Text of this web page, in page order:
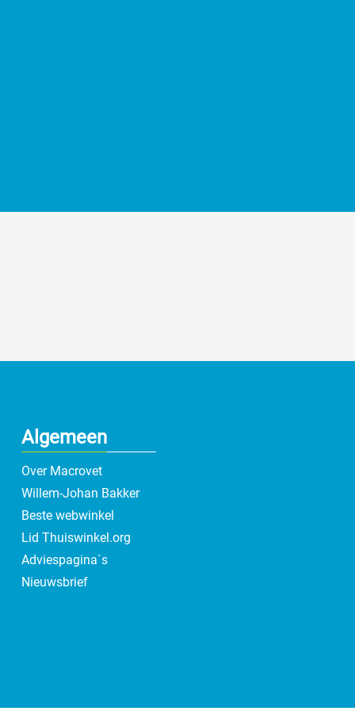
Algemeen
Over Macrovet
Willem-Johan Bakker
Beste webwinkel
Lid Thuiswinkel.org
Adviespagina`s
Nieuwsbrief